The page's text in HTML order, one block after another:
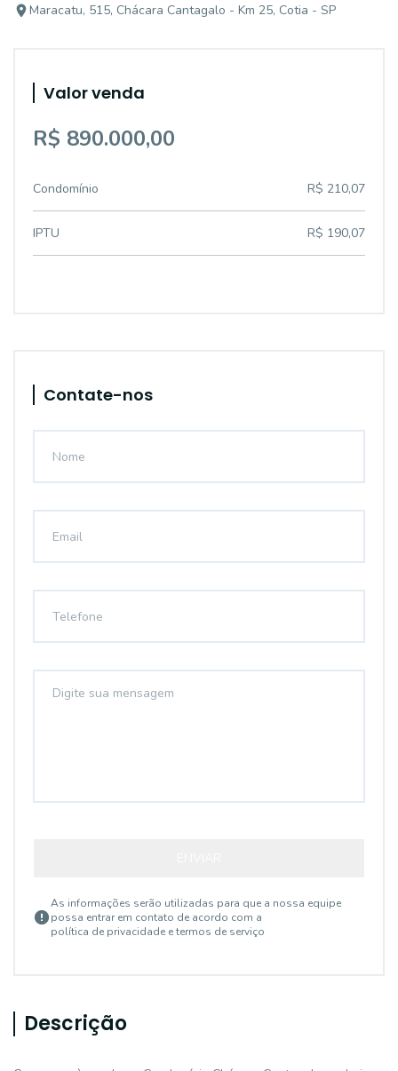
Maracatu, 515, Chácara Cantagalo - Km 25, Cotia - SP
Valor venda
R$ 890.000,00
Condomínio R$ 210,07
IPTU R$ 190,07
Contate-nos
As informações serão utilizadas para que a nossa equipe
possa entrar em contato de acordo com a
política de privacidade e termos de serviço
Descrição